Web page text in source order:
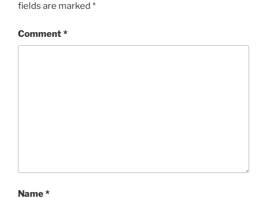
fields are marked *
Comment*
Name*